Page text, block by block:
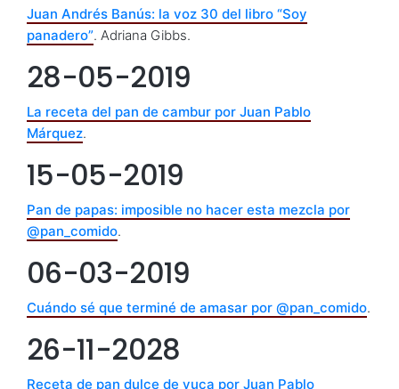
Juan Andrés Banús: la voz 30 del libro “Soy
panadero”. Adriana Gibbs.
28-05-2019
La receta del pan de cambur por Juan Pablo
Márquez.
15-05-2019
Pan de papas: imposible no hacer esta mezcla por
@pan_comido.
06-03-2019
Cuándo sé que terminé de amasar por @pan_comido.
26-11-2028
Receta de pan dulce de yuca por Juan Pablo